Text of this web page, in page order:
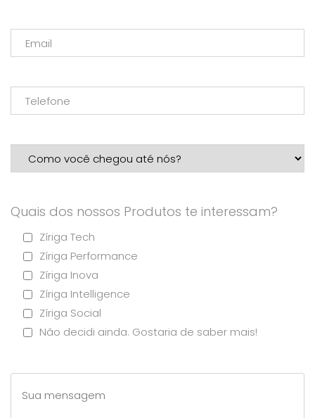
Quais dos nossos Produtos te interessam?
Zíriga Tech
Zíriga Performance
Zíriga Inova
Zíriga Intelligence
Zíriga Social
Não decidi ainda. Gostaria de saber mais!